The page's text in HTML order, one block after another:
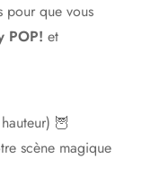
pour que vous
POP! et
🦉
scène magique